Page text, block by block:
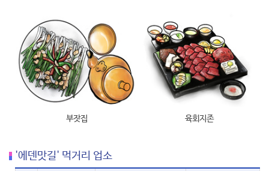
부잣집 육회지존
'에덴맛길' 먹거리 업소